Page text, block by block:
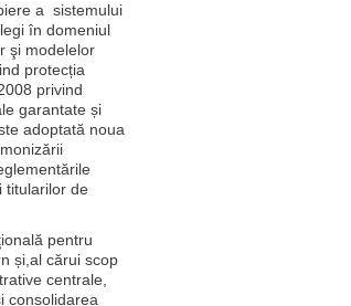
a sistemului
în domeniul
şi modelelor
protecția
privind
garantate și
adoptată noua
titularilor de
pentru
și,al cărui scop
centrale,
consolidarea